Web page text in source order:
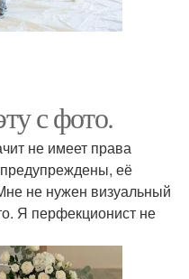
с фото.
не имеет права
её
не нужен визуальный
Я перфекционист не